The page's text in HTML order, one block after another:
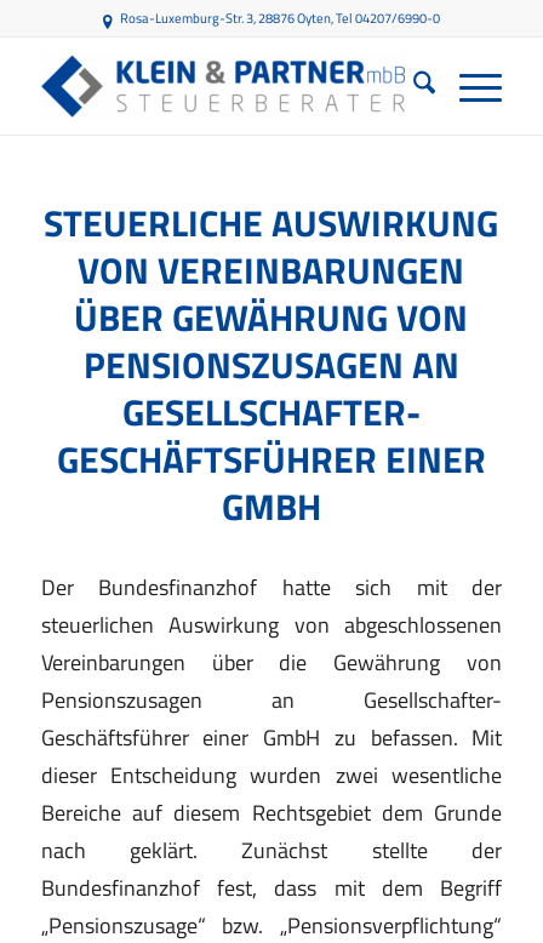
Rosa-Luxemburg-Str. 3, 28876 Oyten, Tel 04207/6990-0
STEUERLICHE AUSWIRKUNG
VON VEREINBARUNGEN
ÜBER GEWÄHRUNG VON
PENSIONSZUSAGEN AN
GESELLSCHAFTER-
GESCHÄFTSFÜHRER EINER
GMBH
Der Bundesfinanzhof hatte sich mit der
steuerlichen Auswirkung von abgeschlossenen
Vereinbarungen über die Gewährung von
Pensionszusagen an Gesellschafter-
Geschäftsführer einer GmbH zu befassen. Mit
dieser Entscheidung wurden zwei wesentliche
Bereiche auf diesem Rechtsgebiet dem Grunde
nach geklärt. Zunächst stellte der
Bundesfinanzhof fest, dass mit dem Begriff
„Pensionszusage“ bzw. „Pensionsverpflichtung“